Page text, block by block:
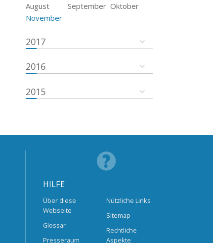
August
September Oktober
November
2017
2016
2015
HILFE
Über diese
Webseite
Glossar
Presseraum
Nützliche Links
Sitemap
Rechtliche
Aspekte